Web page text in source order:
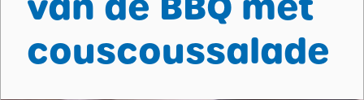
couscoussalade